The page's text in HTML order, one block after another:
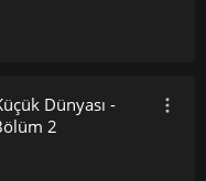
Dünyası -
2